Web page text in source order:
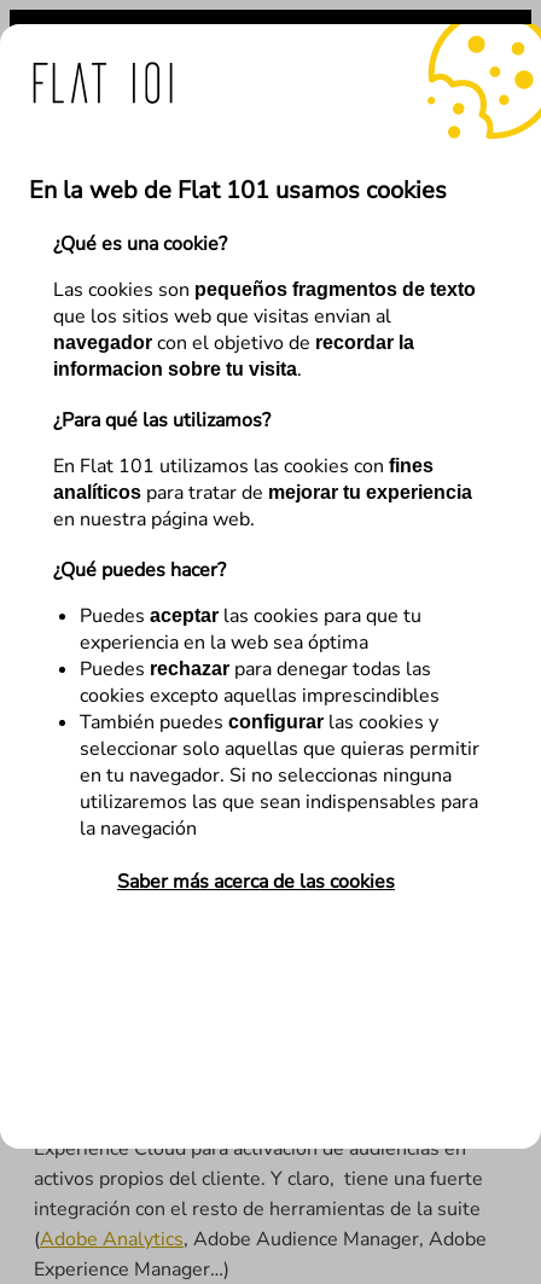
En la web de Flat 101 usamos cookies
¿Qué es una cookie?
Las cookies son pequeños fragmentos de texto
que los sitios web que visitas envian al
navegador con el objetivo de recordar la
informacion sobre tu visita.
¿Para qué las utilizamos?
En Flat 101 utilizamos las cookies con fines
analíticos para tratar de mejorar tu experiencia
en nuestra página web.
¿Qué puedes hacer?
Puedes aceptar las cookies para que tu
experiencia en la web sea óptima
Puedes rechazar para denegar todas las
cookies excepto aquellas imprescindibles
También puedes configurar las cookies y
seleccionar solo aquellas que quieras permitir
en tu navegador. Si no seleccionas ninguna
utilizaremos las que sean indispensables para
la navegación
Saber más acerca de las cookies
Saltar
contenido
Comunicado
Anterior Siguiente
Analítica Web
Personalización en
ecommerce con Adobe Target
Daniel Gil
2 de noviembre de 2020
Experience Cloud para activación de audiencias en
activos propios del cliente. Y claro, tiene una fuerte
integración con el resto de herramientas de la suite
(Adobe Analytics, Adobe Audience Manager, Adobe
Experience Manager…)